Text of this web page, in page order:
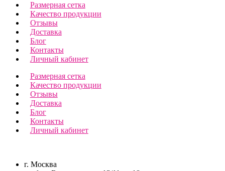
Размерная сетка
Качество продукции
Отзывы
Доставка
Блог
Контакты
Личный кабинет
Размерная сетка
Качество продукции
Отзывы
Доставка
Блог
Контакты
Личный кабинет
г. Москва